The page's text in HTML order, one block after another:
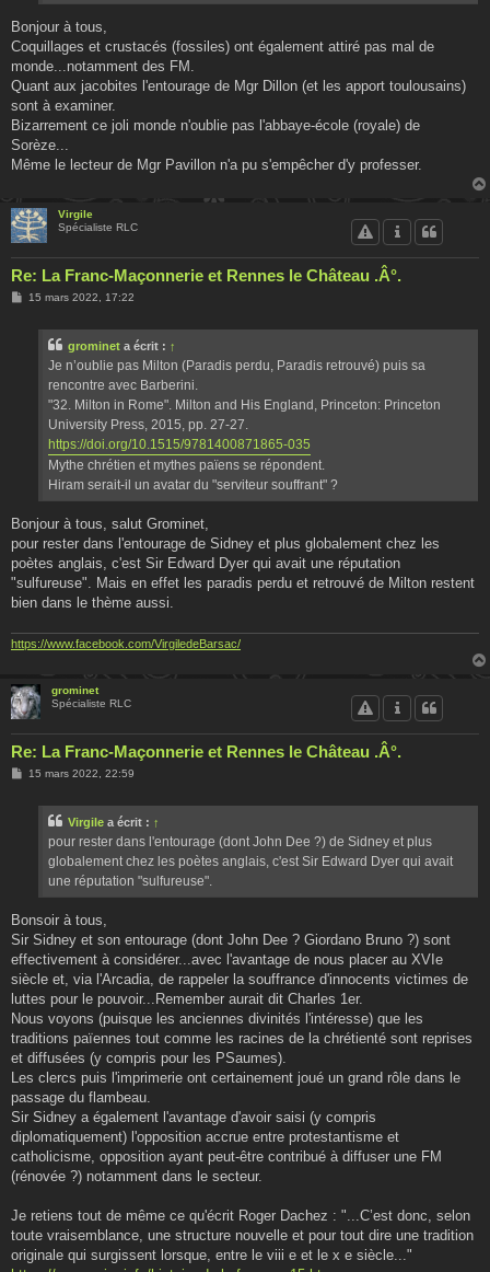
Bonjour à tous,
Coquillages et crustacés (fossiles) ont également attiré pas mal de
monde...notamment des FM.
Quant aux jacobites l'entourage de Mgr Dillon (et les apport toulousains)
sont à examiner.
Bizarrement ce joli monde n'oublie pas l'abbaye-école (royale) de
Sorèze...
Même le lecteur de Mgr Pavillon n'a pu s'empêcher d'y professer.
Virgile
Spécialiste RLC
Re: La Franc-Maçonnerie et Rennes le Château .Â°.
M15 mars 2022, 17:22
grominet a écrit : ↑
Je n’oublie pas Milton (Paradis perdu, Paradis retrouvé) puis sa
rencontre avec Barberini.
"32. Milton in Rome". Milton and His England, Princeton: Princeton
University Press, 2015, pp. 27-27.
https://doi.org/10.1515/9781400871865-035
Mythe chrétien et mythes païens se répondent.
Hiram serait-il un avatar du "serviteur souffrant" ?
Bonjour à tous, salut Grominet,
pour rester dans l'entourage de Sidney et plus globalement chez les
poètes anglais, c'est Sir Edward Dyer qui avait une réputation
"sulfureuse". Mais en effet les paradis perdu et retrouvé de Milton restent
bien dans le thème aussi.
https://www.facebook.com/VirgiledeBarsac/
grominet
Spécialiste RLC
Re: La Franc-Maçonnerie et Rennes le Château .Â°.
M15 mars 2022, 22:59
Virgile a écrit : ↑
pour rester dans l'entourage (dont John Dee ?) de Sidney et plus
globalement chez les poètes anglais, c'est Sir Edward Dyer qui avait
une réputation "sulfureuse".
Bonsoir à tous,
Sir Sidney et son entourage (dont John Dee ? Giordano Bruno ?) sont
effectivement à considérer...avec l'avantage de nous placer au XVIe
siècle et, via l'Arcadia, de rappeler la souffrance d'innocents victimes de
luttes pour le pouvoir...Remember aurait dit Charles 1er.
Nous voyons (puisque les anciennes divinités l'intéresse) que les
traditions païennes tout comme les racines de la chrétienté sont reprises
et diffusées (y compris pour les PSaumes).
Les clercs puis l'imprimerie ont certainement joué un grand rôle dans le
passage du flambeau.
Sir Sidney a également l'avantage d'avoir saisi (y compris
diplomatiquement) l'opposition accrue entre protestantisme et
catholicisme, opposition ayant peut-être contribué à diffuser une FM
(rénovée ?) notamment dans le secteur.
Je retiens tout de même ce qu'écrit Roger Dachez : "...C’est donc, selon
toute vraisemblance, une structure nouvelle et pour tout dire une tradition
originale qui surgissent lorsque, entre le viii e et le x e siècle..."